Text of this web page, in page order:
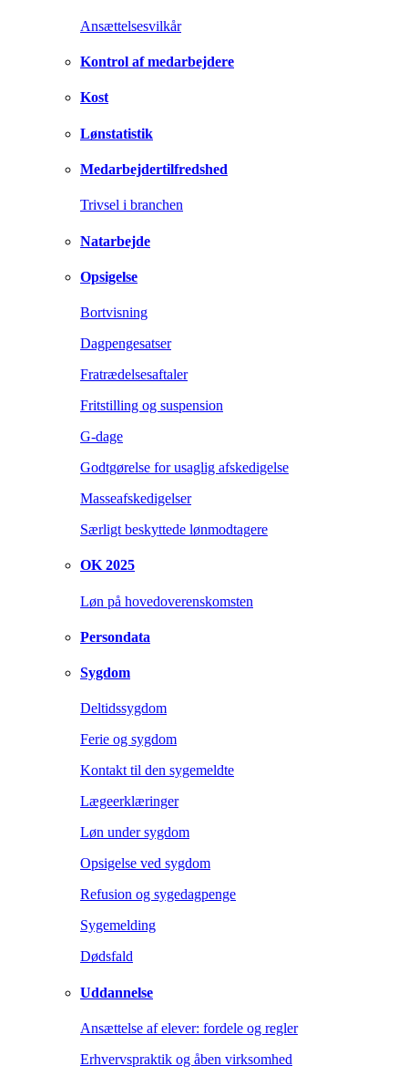
Ansættelsesvilkår
Kontrol af medarbejdere
Kost
Lønstatistik
Medarbejdertilfredshed
Trivsel i branchen
Natarbejde
Opsigelse
Bortvisning
Dagpengesatser
Fratrædelsesaftaler
Fritstilling og suspension
G-dage
Godtgørelse for usaglig afskedigelse
Masseafskedigelser
Særligt beskyttede lønmodtagere
OK 2025
Løn på hovedoverenskomsten
Persondata
Sygdom
Deltidssygdom
Ferie og sygdom
Kontakt til den sygemeldte
Lægeerklæringer
Løn under sygdom
Opsigelse ved sygdom
Refusion og sygedagpenge
Sygemelding
Dødsfald
Uddannelse
Ansættelse af elever: fordele og regler
Erhvervspraktik og åben virksomhed